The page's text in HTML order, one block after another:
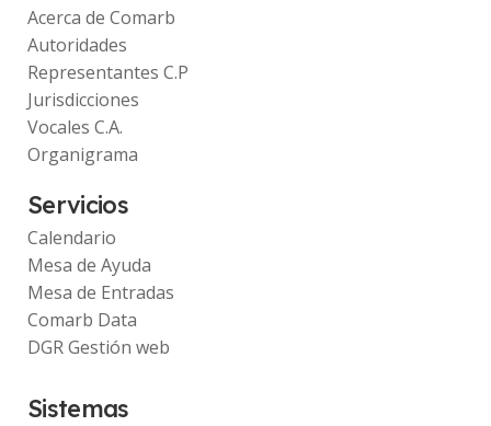
Acerca de Comarb
Autoridades
Representantes C.P
Jurisdicciones
Vocales C.A.
Organigrama
Servicios
Calendario
Mesa de Ayuda
Mesa de Entradas
Comarb Data
DGR Gestión web
Sistemas